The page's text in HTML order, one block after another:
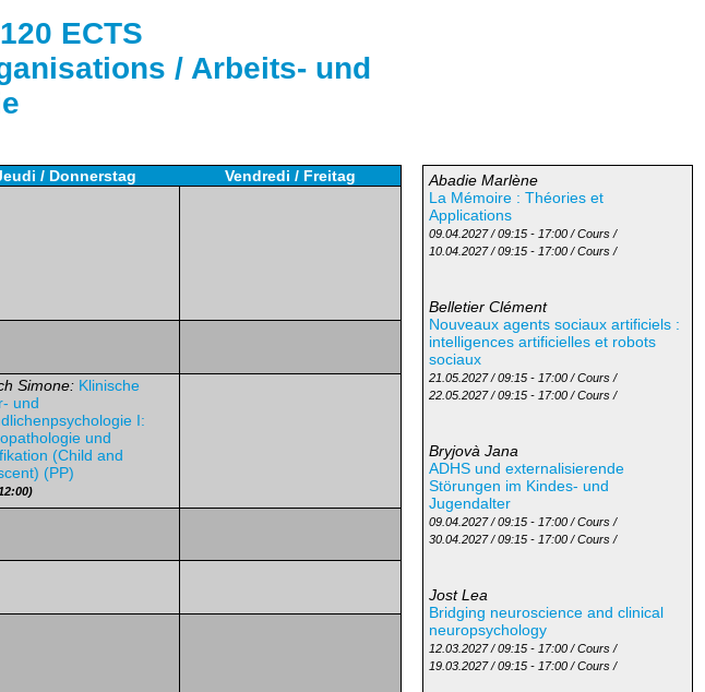
ECTS
/ Arbeits- und
/ Donnerstag Vendredi / Freitag
Simone: Klinische
und
I:
und
(Child and
(PP)
Abadie Marlène
La Mémoire : Théories et
Applications
09.04.2027 / 09:15 - 17:00 / Cours /
10.04.2027 / 09:15 - 17:00 / Cours /
Belletier Clément
Nouveaux agents sociaux artificiels :
intelligences artificielles et robots
sociaux
21.05.2027 / 09:15 - 17:00 / Cours /
22.05.2027 / 09:15 - 17:00 / Cours /
Bryjovà Jana
ADHS und externalisierende
Störungen im Kindes- und
Jugendalter
09.04.2027 / 09:15 - 17:00 / Cours /
30.04.2027 / 09:15 - 17:00 / Cours /
Jost Lea
Bridging neuroscience and clinical
neuropsychology
12.03.2027 / 09:15 - 17:00 / Cours /
19.03.2027 / 09:15 - 17:00 / Cours /